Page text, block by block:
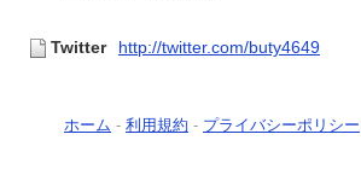
Twitter http://twitter.com/buty4649
ホーム - 利用規約 - プライバシーポリシー